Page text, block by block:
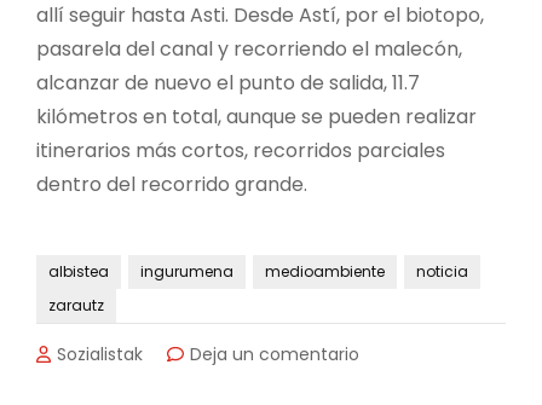
allí seguir hasta Asti. Desde Astí, por el biotopo,
pasarela del canal y recorriendo el malecón,
alcanzar de nuevo el punto de salida, 11.7
kilómetros en total, aunque se pueden realizar
itinerarios más cortos, recorridos parciales
dentro del recorrido grande.
albistea ingurumena medioambiente
noticia
zarautz
Sozialistak Deja un comentario